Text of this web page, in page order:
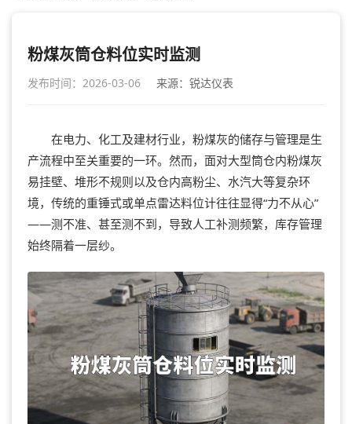
粉煤灰筒仓料位实时监测
发布时间：2026-03-06 来源：锐达仪表
在电力、化工及建材行业，粉煤灰的储存与管理是生
产流程中至关重要的一环。然而，面对大型筒仓内粉煤灰
易挂壁、堆形不规则以及仓内高粉尘、水汽大等复杂环
境，传统的重锤式或单点雷达料位计往往显得“力不从心”
——测不准、甚至测不到，导致人工补测频繁，库存管理
始终隔着一层纱。